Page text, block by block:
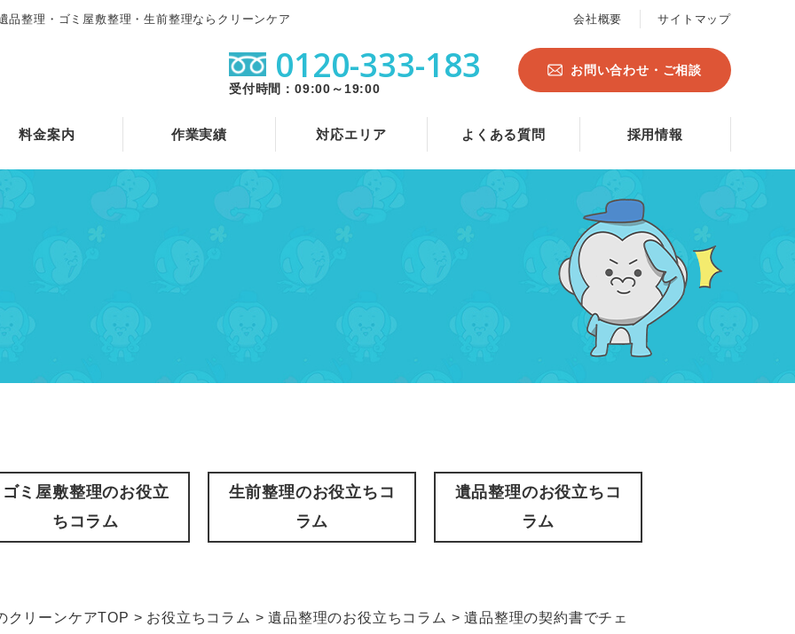
整理・ゴミ屋敷整理・生前整理ならクリーンケア 会社概要 サイトマップ
0120-333-183
受付時間：09:00～19:00
お問い合わせ・ご相談
料金案内 作業実績 対応エリア よくある質問 採用情報
ゴミ屋敷整理のお役立
ちコラム
生前整理のお役立ちコ
ラム
遺品整理のお役立ちコ
ラム
クリーンケアTOP > お役立ちコラム >遺品整理のお役立ちコラム >遺品整理の契約書でチェ